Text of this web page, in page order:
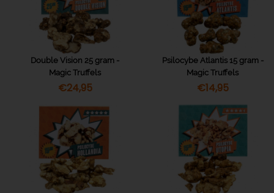
Double Vision 25 gram -
Magic Truffels
€24,95
Psilocybe Atlantis 15 gram -
Magic Truffels
€14,95